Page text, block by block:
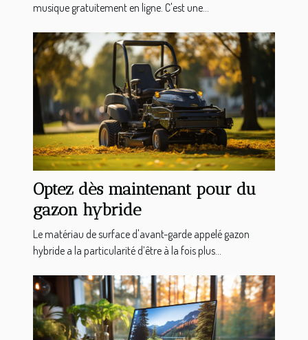
musique gratuitement en ligne. C'est une...
Optez dès maintenant pour du
gazon hybride
Le matériau de surface d'avant-garde appelé gazon
hybride a la particularité d’être à la fois plus...